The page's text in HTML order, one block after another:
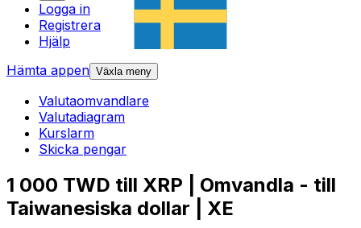
Logga in
Registrera
Hjälp
Hämta appen Växla meny
Valutaomvandlare
Valutadiagram
Kurslarm
Skicka pengar
1 000 TWD till XRP | Omvandla - till
Taiwanesiska dollar | XE